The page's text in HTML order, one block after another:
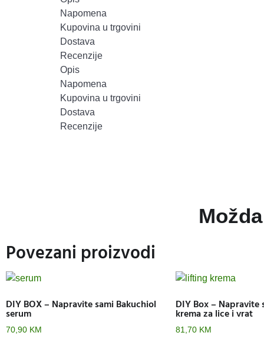
Napomena
Kupovina u trgovini
Dostava
Recenzije
Opis
Napomena
Kupovina u trgovini
Dostava
Recenzije
Povezani proizvodi
DIY BOX – Napravite sami Bakuchiol
serum
70,90 KM
DIY Box – Napravite
krema za lice i vrat
81,70 KM